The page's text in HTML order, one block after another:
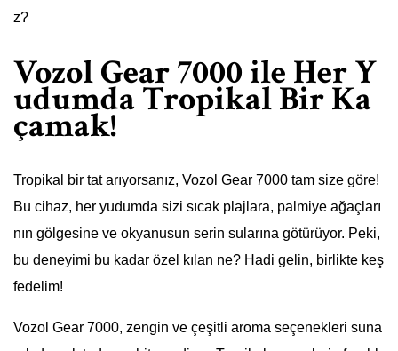
z?
Vozol Gear 7000 ile Her Y
udumda Tropikal Bir Ka
çamak!
Tropikal bir tat arıyorsanız, Vozol Gear 7000 tam size göre!
Bu cihaz, her yudumda sizi sıcak plajlara, palmiye ağaçları
nın gölgesine ve okyanusun serin sularına götürüyor. Peki,
bu deneyimi bu kadar özel kılan ne? Hadi gelin, birlikte keş
fedelim!
Vozol Gear 7000, zengin ve çeşitli aroma seçenekleri suna